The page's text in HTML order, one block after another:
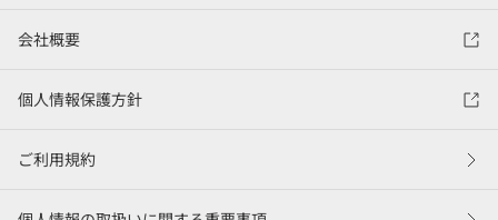
会社概要
個人情報保護方針
ご利用規約